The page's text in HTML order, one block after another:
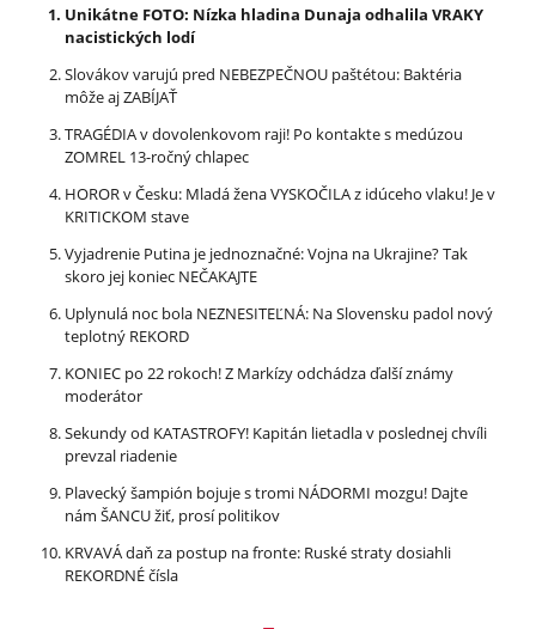
Unikátne FOTO: Nízka hladina Dunaja odhalila VRAKY
nacistických lodí
Slovákov varujú pred NEBEZPEČNOU paštétou: Baktéria
môže aj ZABÍJAŤ
TRAGÉDIA v dovolenkovom raji! Po kontakte s medúzou
ZOMREL 13-ročný chlapec
HOROR v Česku: Mladá žena VYSKOČILA z idúceho vlaku! Je v
KRITICKOM stave
Vyjadrenie Putina je jednoznačné: Vojna na Ukrajine? Tak
skoro jej koniec NEČAKAJTE
Uplynulá noc bola NEZNESITEĽNÁ: Na Slovensku padol nový
teplotný REKORD
KONIEC po 22 rokoch! Z Markízy odchádza ďalší známy
moderátor
Sekundy od KATASTROFY! Kapitán lietadla v poslednej chvíli
prevzal riadenie
Plavecký šampión bojuje s tromi NÁDORMI mozgu! Dajte
nám ŠANCU žiť, prosí politikov
KRVAVÁ daň za postup na fronte: Ruské straty dosiahli
REKORDNÉ čísla